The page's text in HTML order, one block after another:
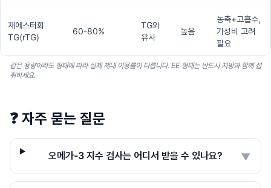
재에스터화
TG(rTG)
60-80%
TG와
유사
높음
농축+고흡수,
가성비 고려
필요
같은 용량이라도 형태에 따라 실제 체내 이용률이 다릅니다. EE 형태는 반드시 지방과 함께 섭
취하세요.
❓ 자주 묻는 질문
오메가-3 지수 검사는 어디서 받을 수 있나요? ▼